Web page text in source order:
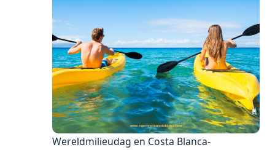
Wereldmilieudag en Costa Blanca-